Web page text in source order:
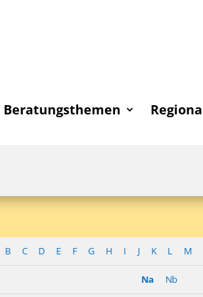
Beratungsthemen
B C D E F G H I J K L M
Na Nb